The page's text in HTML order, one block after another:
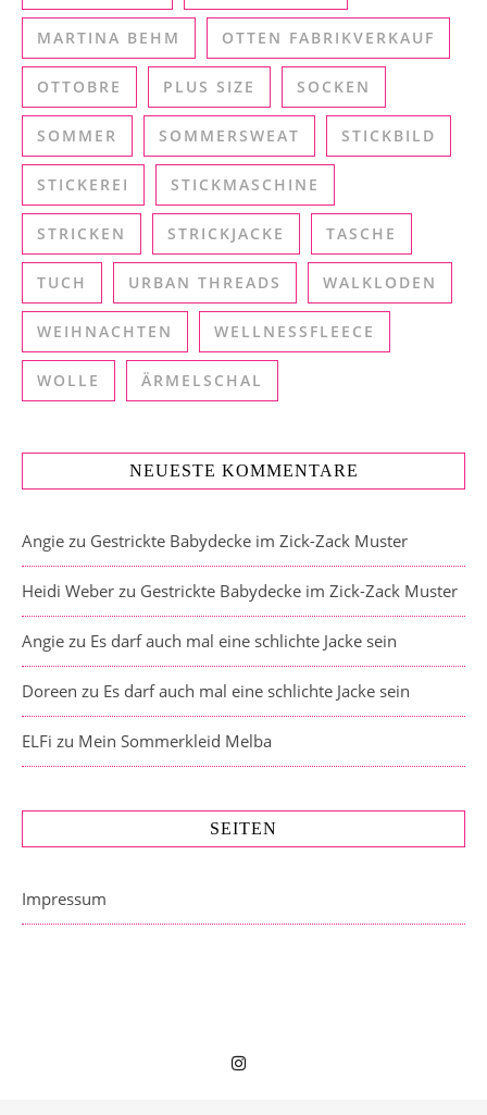
MARTINA BEHM OTTEN FABRIKVERKAUF
OTTOBRE PLUS SIZE SOCKEN
SOMMER SOMMERSWEAT STICKBILD
STICKEREI STICKMASCHINE
STRICKEN STRICKJACKE TASCHE
TUCH URBAN THREADS WALKLODEN
WEIHNACHTEN WELLNESSFLEECE
WOLLE ÄRMELSCHAL
NEUESTE KOMMENTARE
Angie zu Gestrickte Babydecke im Zick-Zack Muster
Heidi Weber zu Gestrickte Babydecke im Zick-Zack Muster
Angie zu Es darf auch mal eine schlichte Jacke sein
Doreen zu Es darf auch mal eine schlichte Jacke sein
ELFi zu Mein Sommerkleid Melba
SEITEN
Impressum